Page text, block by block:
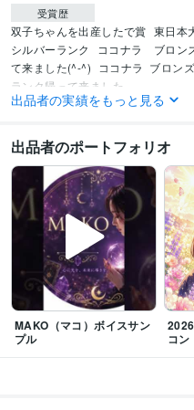
受賞歴
双子ちゃんを出産したで賞 東日本
シルバーランク
ココナラ　ブロン
て来ました(^-^)
ココナラ  ブロン
ランク帰って来ました
メンタル心理カウンセラー
上級心理カウンセラー 取得年 :
タロットリーディングマスター 取
その他ツール
実母の鬱病、パニック障害に寄添
我が子の不登校経験:2年
オラクルカード・タロットカード
エネルギーワーク【２０２３．５
得意分野
悩み相談・カウンセリング 愚痴
パニック障害のお悩み相談
不登
出品者の実績をもっと見る
出品者のポートフォリオ
MAKO（マコ）ボイスサン
プル
コン